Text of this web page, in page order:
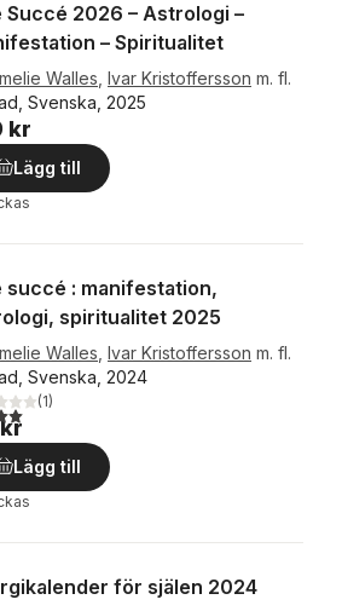
Succé 2026 – Astrologi –
– Spiritualitet
Walles Ivar Kristoffersson m. fl.
Svenska, 2025
kr
Lägg till
succé : manifestation,
spiritualitet 2025
Walles Ivar Kristoffersson m. fl.
Svenska, 2024
5 stjärnor. Totalt antal röster:
(1)
Lägg till
för själen 2024